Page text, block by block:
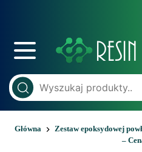
Główna
Zestaw epoksydowej
–